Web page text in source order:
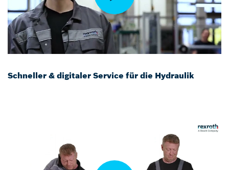
Schneller & digitaler Service für die Hydraulik